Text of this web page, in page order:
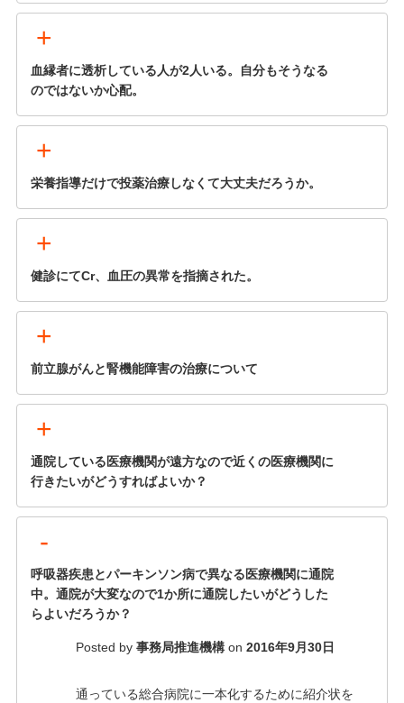
+
血縁者に透析している人が2人いる。自分もそうなる
のではないか心配。
+
栄養指導だけで投薬治療しなくて大丈夫だろうか。
+
健診にてCr、血圧の異常を指摘された。
+
前立腺がんと腎機能障害の治療について
+
通院している医療機関が遠方なので近くの医療機関に
行きたいがどうすればよいか？
-
呼吸器疾患とパーキンソン病で異なる医療機関に通院
中。通院が大変なので1か所に通院したいがどうした
らよいだろうか？
Posted by 事務局推進機構 on 2016年9月30日
通っている総合病院に一本化するために紹介状を